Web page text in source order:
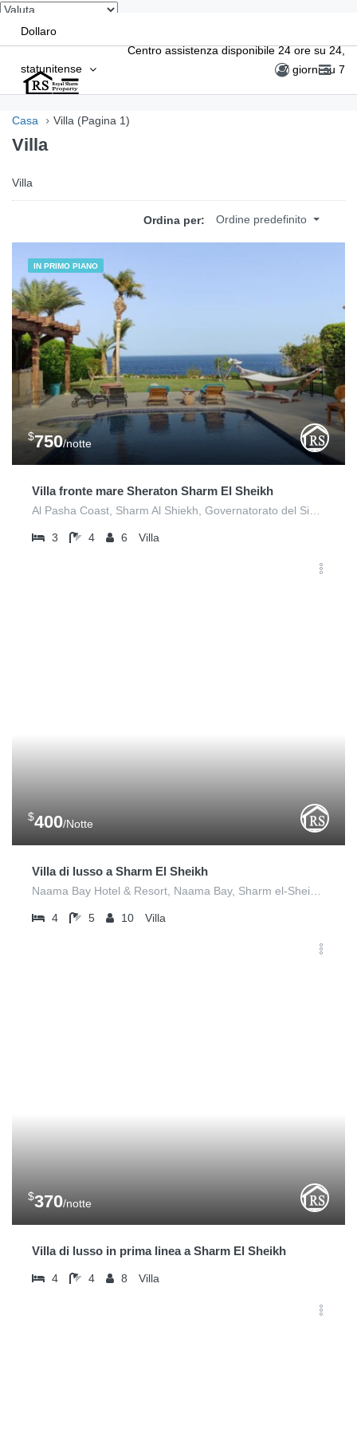
Dollaro
statunitense
Centro assistenza disponibile 24 ore su 24,
7 giorni su 7
Casa Villa (Pagina 1)
Villa
Villa
Ordina per: Ordine predefinito
IN PRIMO PIANO
$750/notte
Villa fronte mare Sheraton Sharm El Sheikh
3 4 6 Villa
$400/Notte
Villa di lusso a Sharm El Sheikh
4 5 10 Villa
$370/notte
Villa di lusso in prima linea a Sharm El Sheikh
4 4 8 Villa